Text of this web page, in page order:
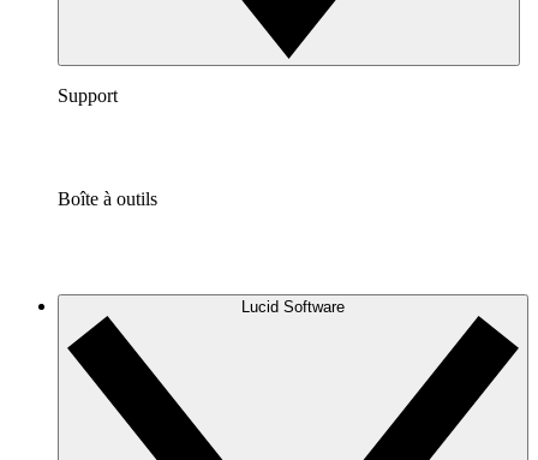
Support
Boîte à outils
Lucid Software